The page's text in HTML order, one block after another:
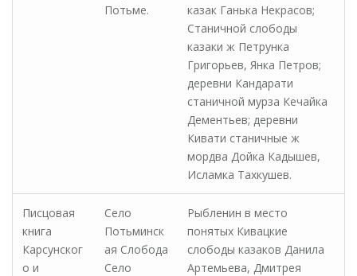
Потьме.
казак Ганька Некрасов;
Станичной слободы
казаки ж Петрунка
Григорьев, Янка Петров;
деревни Кандарати
станичной мурза Кечайка
Дементьев; деревни
Кивати станичные ж
мордва Дойка Кадышев,
Исламка Тахкушев.
Писцовая
книга
Карсунског
о и
Село
Потьминск
ая Слобода
Село
Рыбленин в место
понятых Кивацкие
слободы казаков Данила
Артемьева, Дмитрея